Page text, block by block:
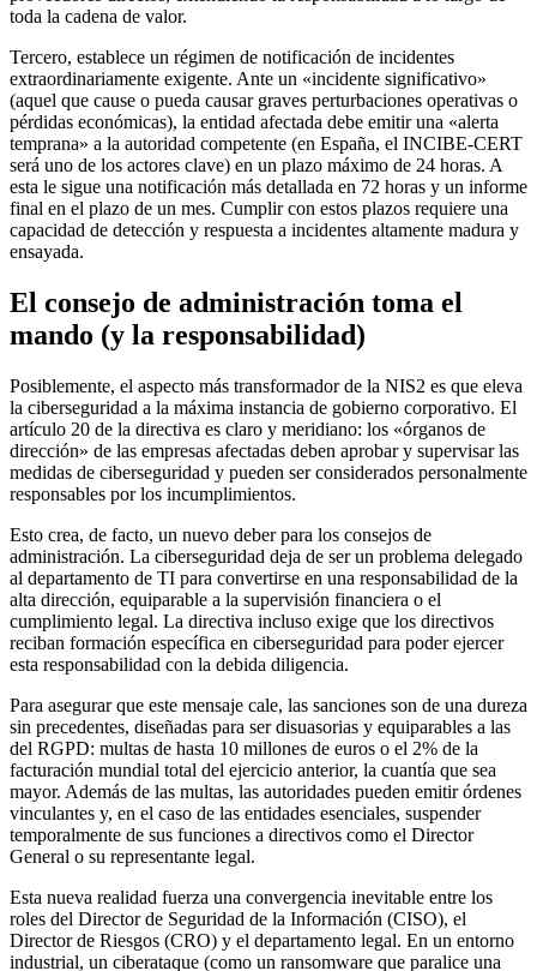
toda la cadena de valor.
Tercero, establece un régimen de notificación de incidentes
extraordinariamente exigente. Ante un «incidente significativo»
(aquel que cause o pueda causar graves perturbaciones operativas o
pérdidas económicas), la entidad afectada debe emitir una «alerta
temprana» a la autoridad competente (en España, el INCIBE-CERT
será uno de los actores clave) en un plazo máximo de 24 horas. A
esta le sigue una notificación más detallada en 72 horas y un informe
final en el plazo de un mes. Cumplir con estos plazos requiere una
capacidad de detección y respuesta a incidentes altamente madura y
ensayada.
El consejo de administración toma el
mando (y la responsabilidad)
Posiblemente, el aspecto más transformador de la NIS2 es que eleva
la ciberseguridad a la máxima instancia de gobierno corporativo. El
artículo 20 de la directiva es claro y meridiano: los «órganos de
dirección» de las empresas afectadas deben aprobar y supervisar las
medidas de ciberseguridad y pueden ser considerados personalmente
responsables por los incumplimientos.
Esto crea, de facto, un nuevo deber para los consejos de
administración. La ciberseguridad deja de ser un problema delegado
al departamento de TI para convertirse en una responsabilidad de la
alta dirección, equiparable a la supervisión financiera o el
cumplimiento legal. La directiva incluso exige que los directivos
reciban formación específica en ciberseguridad para poder ejercer
esta responsabilidad con la debida diligencia.
Para asegurar que este mensaje cale, las sanciones son de una dureza
sin precedentes, diseñadas para ser disuasorias y equiparables a las
del RGPD: multas de hasta 10 millones de euros o el 2% de la
facturación mundial total del ejercicio anterior, la cuantía que sea
mayor. Además de las multas, las autoridades pueden emitir órdenes
vinculantes y, en el caso de las entidades esenciales, suspender
temporalmente de sus funciones a directivos como el Director
General o su representante legal.
Esta nueva realidad fuerza una convergencia inevitable entre los
roles del Director de Seguridad de la Información (CISO), el
Director de Riesgos (CRO) y el departamento legal. En un entorno
industrial, un ciberataque (como un ransomware que paralice una